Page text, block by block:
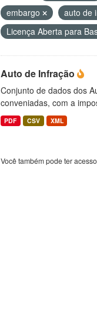
embargo
auto de
Licença Aberta para
Auto de Infração
Conjunto de dados dos
conveniadas, com a
PDF CSV XML
Você também pode ter